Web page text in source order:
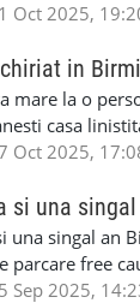
box room
Oct 2025,
in
mare la o
casa
Oct 2025,
si una singal
una singal an
parcare free
Sep 2025,